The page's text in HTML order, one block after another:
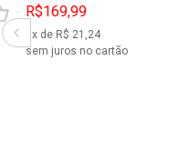
R$169,99
8x de R$ 21,24
sem juros no cartão